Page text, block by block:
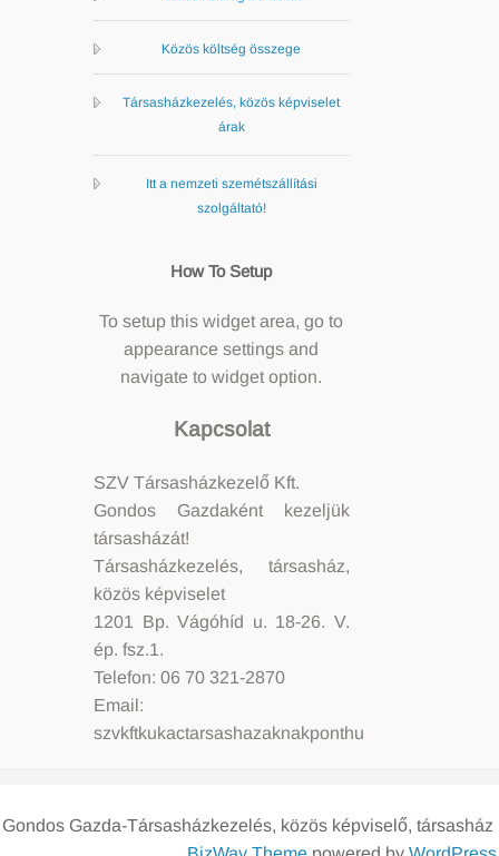
Közös költség összege
Társasházkezelés, közös képviselet
árak
Itt a nemzeti szemétszállítási
szolgáltató!
How To Setup
To setup this widget area, go to
appearance settings and
navigate to widget option.
Kapcsolat
SZV Társasházkezelő Kft.
Gondos Gazdaként kezeljük
társasházát!
Társasházkezelés, társasház,
közös képviselet
1201 Bp. Vágóhíd u. 18-26. V.
ép. fsz.1.
Telefon: 06 70 321-2870
Email:
szvkftkukactarsashazaknakponthu
Gondos Gazda-Társasházkezelés, közös képviselő, társasház